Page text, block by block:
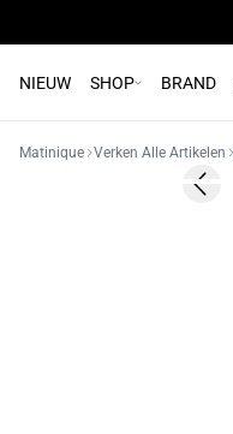
NIEUW SHOP BRAND
Matinique Verken Alle Artikelen